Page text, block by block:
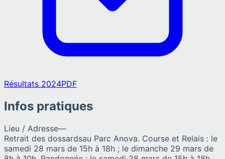
Résultats 2024PDF
Infos pratiques
Lieu / Adresse—
Retrait des dossardsau Parc Anova. Course et Relais : le
samedi 28 mars de 15h à 18h ; le dimanche 29 mars de